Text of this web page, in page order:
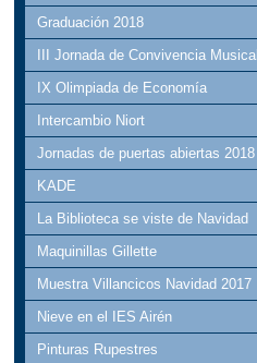
Graduación 2018
III Jornada de Convivencia Musical
IX Olimpiada de Economía
Intercambio Niort
Jornadas de puertas abiertas 2018
KADE
La Biblioteca se viste de Navidad
Maquinillas Gillette
Muestra Villancicos Navidad 2017
Nieve en el IES Airén
Pinturas Rupestres